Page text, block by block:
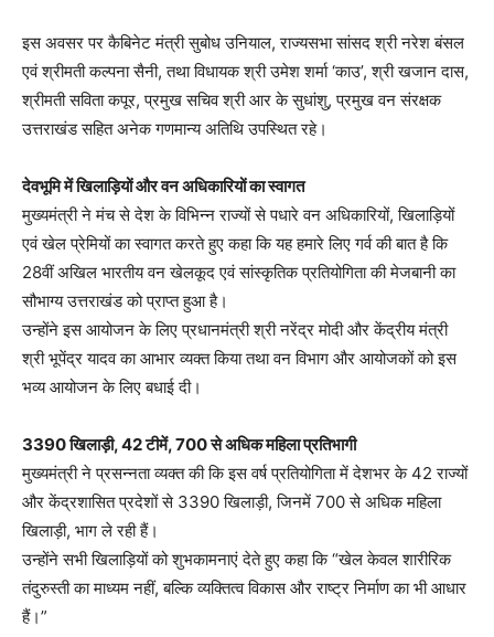
इस अवसर पर कैबिनेट मंत्री सुबोध उनियाल, राज्यसभा सांसद श्री नरेश बंसल
एवं श्रीमती कल्पना सैनी, तथा विधायक श्री उमेश शर्मा ‘काउ’, श्री खजान दास,
श्रीमती सविता कपूर, प्रमुख सचिव श्री आर के सुधांशु, प्रमुख वन संरक्षक
उत्तराखंड सहित अनेक गणमान्य अतिथि उपस्थित रहे।
देवभूमि में खिलाड़ियों और वन अधिकारियों का स्वागत
मुख्यमंत्री ने मंच से देश के विभिन्न राज्यों से पधारे वन अधिकारियों, खिलाड़ियों
एवं खेल प्रेमियों का स्वागत करते हुए कहा कि यह हमारे लिए गर्व की बात है कि
28वीं अखिल भारतीय वन खेलकूद एवं सांस्कृतिक प्रतियोगिता की मेजबानी का
सौभाग्य उत्तराखंड को प्राप्त हुआ है।
उन्होंने इस आयोजन के लिए प्रधानमंत्री श्री नरेंद्र मोदी और केंद्रीय मंत्री
श्री भूपेंद्र यादव का आभार व्यक्त किया तथा वन विभाग और आयोजकों को इस
भव्य आयोजन के लिए बधाई दी।
3390 खिलाड़ी, 42 टीमें, 700 से अधिक महिला प्रतिभागी
मुख्यमंत्री ने प्रसन्नता व्यक्त की कि इस वर्ष प्रतियोगिता में देशभर के 42 राज्यों
और केंद्रशासित प्रदेशों से 3390 खिलाड़ी, जिनमें 700 से अधिक महिला
खिलाड़ी, भाग ले रही हैं।
उन्होंने सभी खिलाड़ियों को शुभकामनाएं देते हुए कहा कि “खेल केवल शारीरिक
तंदुरुस्ती का माध्यम नहीं, बल्कि व्यक्तित्व विकास और राष्ट्र निर्माण का भी आधार
हैं।”